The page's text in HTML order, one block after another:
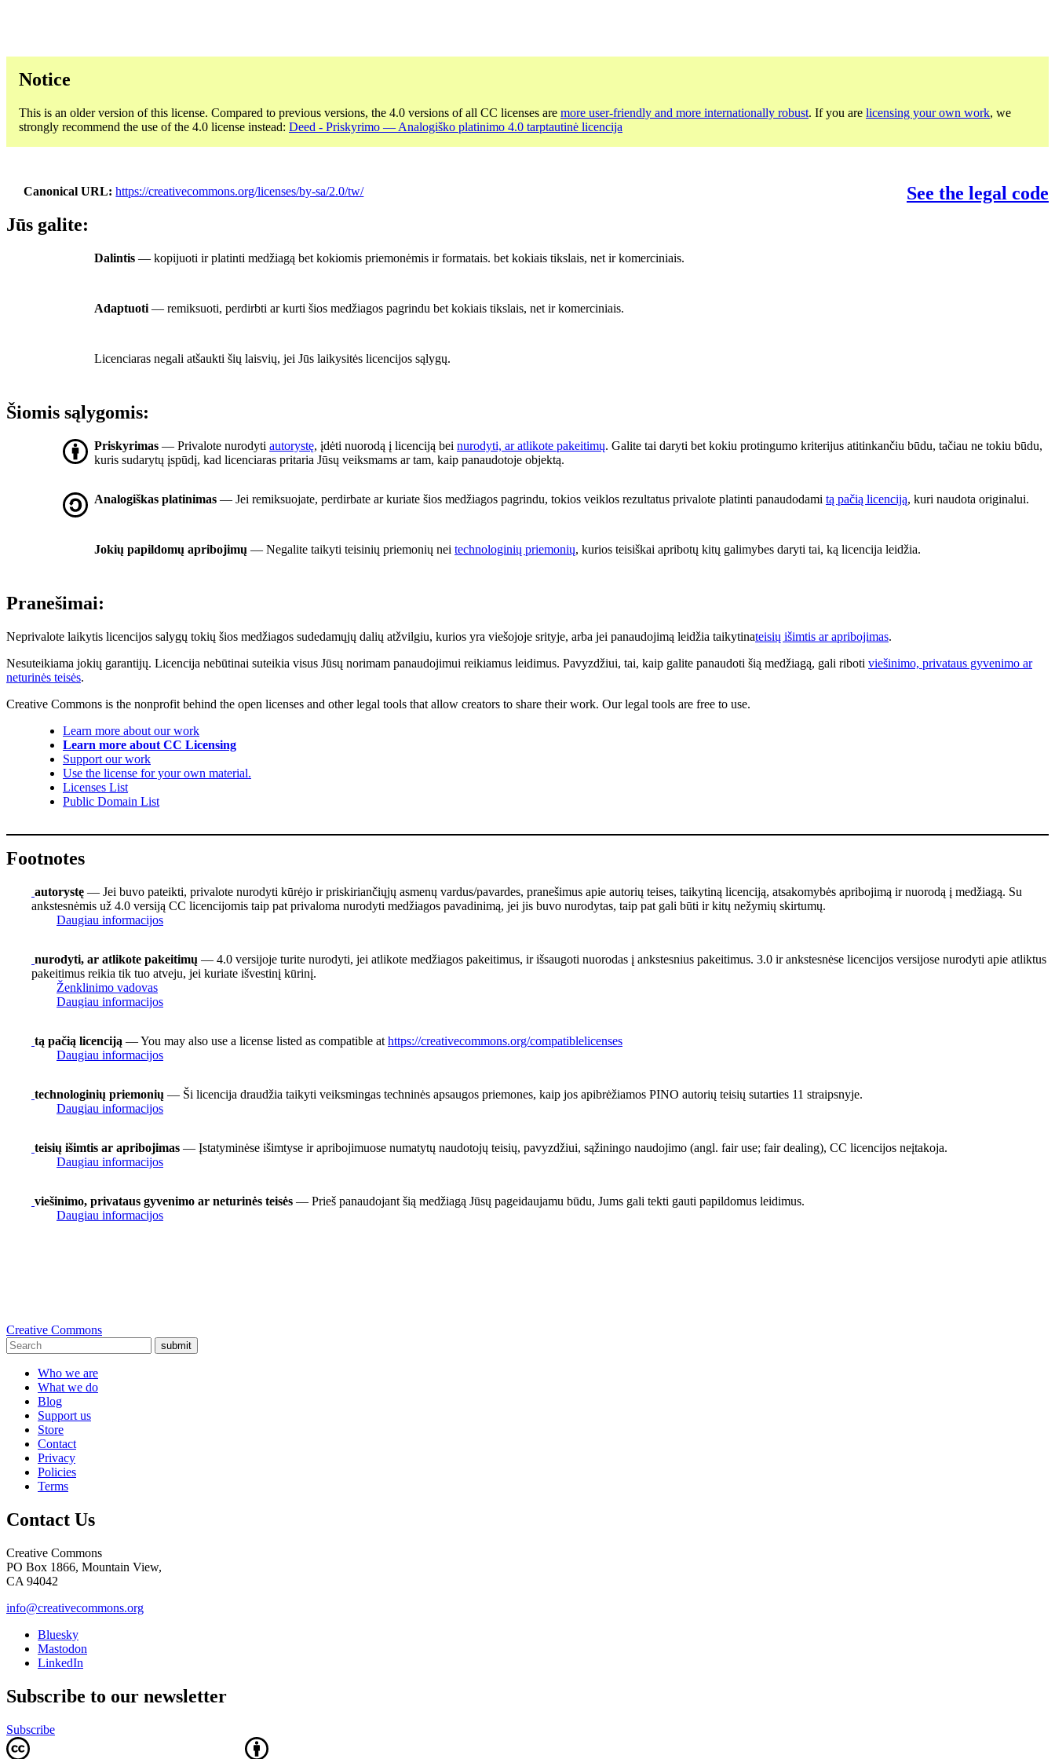
Notice
This is an older version of this license. Compared to previous versions, the 4.0 versions of all CC licenses are more user-friendly and more internationally robust. If you are licensing your own work, we
strongly recommend the use of the 4.0 license instead: Deed - Priskyrimo — Analogiško platinimo 4.0 tarptautinė licencija
Canonical URL https://creativecommons.org/licenses/by-sa/2.0/tw/
See the legal code
Jūs galite:
Dalintis — kopijuoti ir platinti medžiagą bet kokiomis priemonėmis ir formatais. bet kokiais tikslais, net ir komerciniais.
Adaptuoti — remiksuoti, perdirbti ar kurti šios medžiagos pagrindu bet kokiais tikslais, net ir komerciniais.
Licenciaras negali atšaukti šių laisvių, jei Jūs laikysitės licencijos sąlygų.
Šiomis sąlygomis:
Priskyrimas — Privalote nurodyti autorystę, įdėti nuorodą į licenciją bei nurodyti, ar atlikote pakeitimų. Galite tai daryti bet kokiu protingumo kriterijus atitinkančiu būdu, tačiau ne tokiu būdu,
kuris sudarytų įspūdį, kad licenciaras pritaria Jūsų veiksmams ar tam, kaip panaudotoje objektą.
Analogiškas platinimas — Jei remiksuojate, perdirbate ar kuriate šios medžiagos pagrindu, tokios veiklos rezultatus privalote platinti panaudodami tą pačią licenciją, kuri naudota originalui.
Jokių papildomų apribojimų — Negalite taikyti teisinių priemonių nei technologinių priemonių, kurios teisiškai apribotų kitų galimybes daryti tai, ką licencija leidžia.
Pranešimai:
Neprivalote laikytis licencijos salygų tokių šios medžiagos sudedamųjų dalių atžvilgiu, kurios yra viešojoje srityje, arba jei panaudojimą leidžia taikytinateisių išimtis ar apribojimas.
Nesuteikiama jokių garantijų. Licencija nebūtinai suteikia visus Jūsų norimam panaudojimui reikiamus leidimus. Pavyzdžiui, tai, kaip galite panaudoti šią medžiagą, gali riboti viešinimo, privataus gyvenimo ar
neturinės teisės.
Creative Commons is the nonprofit behind the open licenses and other legal tools that allow creators to share their work. Our legal tools are free to use.
Learn more about our work
Learn more about CC Licensing
Support our work
Use the license for your own material.
Licenses List
Public Domain List
Footnotes
autorystę — Jei buvo pateikti, privalote nurodyti kūrėjo ir priskiriančiųjų asmenų vardus/pavardes, pranešimus apie autorių teises, taikytiną licenciją, atsakomybės apribojimą ir nuorodą į medžiagą. Su
ankstesnėmis už 4.0 versiją CC licencijomis taip pat privaloma nurodyti medžiagos pavadinimą, jei jis buvo nurodytas, taip pat gali būti ir kitų nežymių skirtumų.
Daugiau informacijos
nurodyti, ar atlikote pakeitimų — 4.0 versijoje turite nurodyti, jei atlikote medžiagos pakeitimus, ir išsaugoti nuorodas į ankstesnius pakeitimus. 3.0 ir ankstesnėse licencijos versijose nurodyti apie atliktus
pakeitimus reikia tik tuo atveju, jei kuriate išvestinį kūrinį.
Ženklinimo vadovas
Daugiau informacijos
tą pačią licenciją — You may also use a license listed as compatible at https://creativecommons.org/compatiblelicenses
Daugiau informacijos
technologinių priemonių — Ši licencija draudžia taikyti veiksmingas techninės apsaugos priemones, kaip jos apibrėžiamos PINO autorių teisių sutarties 11 straipsnyje.
Daugiau informacijos
teisių išimtis ar apribojimas — Įstatyminėse išimtyse ir apribojimuose numatytų naudotojų teisių, pavyzdžiui, sąžiningo naudojimo (angl. fair use; fair dealing), CC licencijos neįtakoja.
Daugiau informacijos
viešinimo, privataus gyvenimo ar neturinės teisės — Prieš panaudojant šią medžiagą Jūsų pageidaujamu būdu, Jums gali tekti gauti papildomus leidimus.
Daugiau informacijos
Creative Commons
submit
Who we are
What we do
Blog
Support us
Store
Contact
Privacy
Policies
Terms
Contact Us
Creative Commons
PO Box 1866, Mountain View,
CA 94042
info@creativecommons.org
Bluesky
Mastodon
LinkedIn
Subscribe to our newsletter
Subscribe